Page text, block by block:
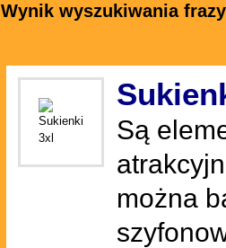
Wynik wyszukiwania
Są
można